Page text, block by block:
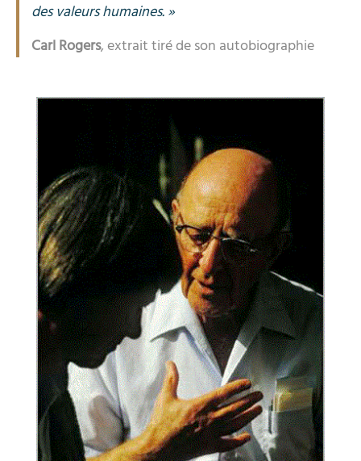
des valeurs humaines. »
Carl Rogers, extrait tiré de son autobiographie